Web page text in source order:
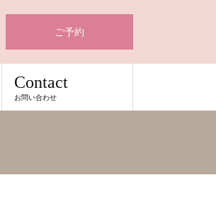
ご予約
Contact
お問い合わせ